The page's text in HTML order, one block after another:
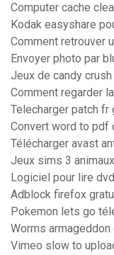
Computer cache
Kodak easyshare
Comment retrouver
Envoyer photo par
Jeux de candy
Comment regarder
Telecharger patch fr
Convert word to pdf
Télécharger avast
Jeux sims 3
Logiciel pour lire
Adblock firefox
Pokemon lets go
Worms
Vimeo slow to